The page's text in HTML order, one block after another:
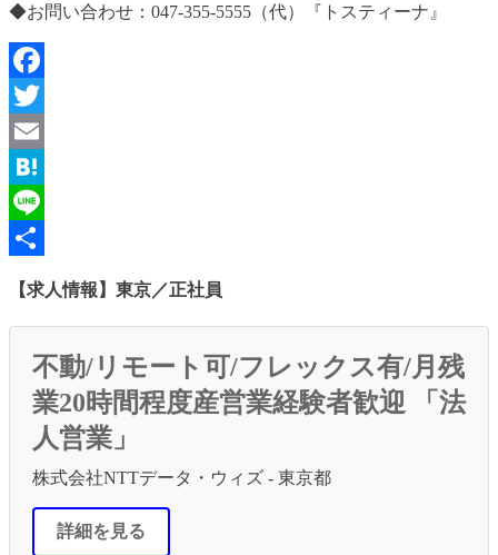
◆お問い合わせ：047-355-5555（代）『トスティーナ』
Facebook
Twitter
Email
Hatena
Line
【求人情報】東京／正社員
不動/リモート可/フレックス有/月残
業20時間程度産営業経験者歓迎 「法
人営業」
株式会社NTTデータ・ウィズ - 東京都
詳細を見る